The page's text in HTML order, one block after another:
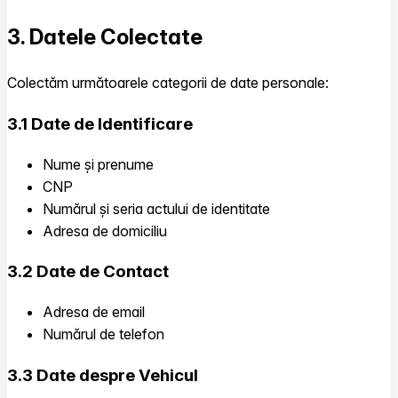
3. Datele Colectate
Colectăm următoarele categorii de date personale:
3.1 Date de Identificare
Nume și prenume
CNP
Numărul și seria actului de identitate
Adresa de domiciliu
3.2 Date de Contact
Adresa de email
Numărul de telefon
3.3 Date despre Vehicul